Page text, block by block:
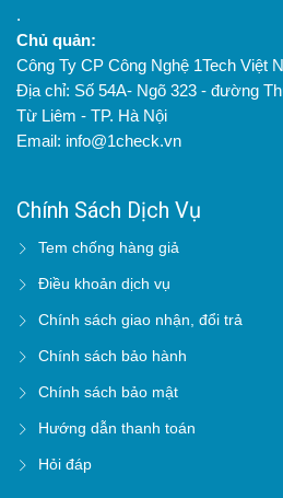
.
Chủ quản:
Công Ty CP Công Nghệ 1Tech Việt
Địa chỉ: Số 54A- Ngõ 323 - đường
Từ Liêm - TP. Hà Nội
Email: info@1check.vn
Chính Sách Dịch Vụ
Tem chống hàng giả
Điều khoản dịch vụ
Chính sách giao nhận, đổi trả
Chính sách bảo hành
Chính sách bảo mật
Hướng dẫn thanh toán
Hỏi đáp